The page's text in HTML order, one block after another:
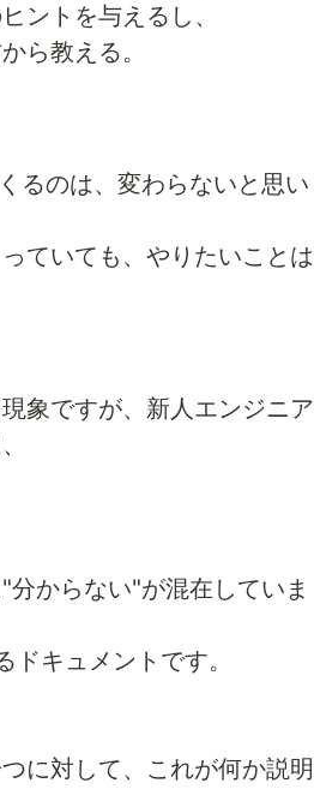
ントを与えるし、
ら教える。
るのは、変わらないと思い
ていても、やりたいことは
象ですが、新人エンジニア
からない"が混在していま
キュメントです。
に対して、これが何か説明